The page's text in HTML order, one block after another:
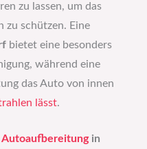
zu lassen, um das
zu schützen. Eine
bietet eine besonders
während eine
das Auto von innen
lässt.
Autoaufbereitungin